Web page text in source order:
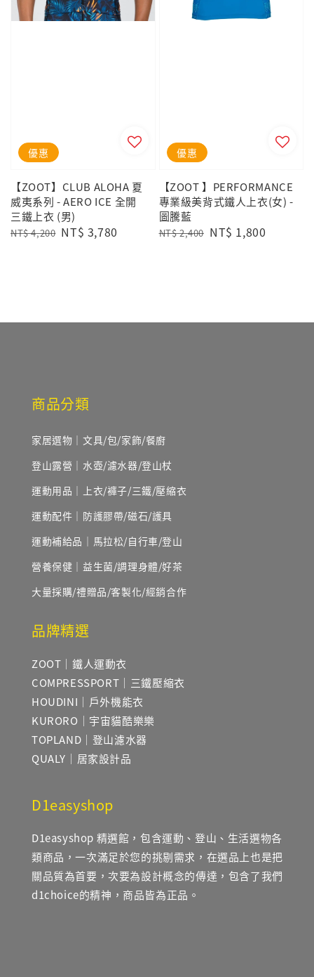
優惠
【ZOOT】CLUB ALOHA 夏
威夷系列 - AERO ICE 全開
三鐵上衣 (男)
Regular
NT$ 4,200 Sale
NT$ 3,780
優惠
【ZOOT 】PERFORMANCE
專業級美背式鐵人上衣(女) -
圖騰藍
Regular
NT$ 2,400 Sale
NT$ 1,800
商品分類
家居選物｜文具/包/家飾/餐廚
登山露營｜水壺/濾水器/登山杖
運動用品｜上衣/褲子/三鐵/壓縮衣
運動配件｜防護膠帶/磁石/護具
運動補給品｜馬拉松/自行車/登山
營養保健｜益生菌/調理身體/好茶
大量採購/禮贈品/客製化/經銷合作
品牌精選
ZOOT｜鐵人運動衣
COMPRESSPORT｜三鐵壓縮衣
HOUDINI｜戶外機能衣
KURORO｜宇宙貓酷樂樂
TOPLAND｜登山濾水器
QUALY｜居家設計品
D1easyshop
D1easyshop 精選館，包含運動、登山、生活選物各
類商品，一次滿足於您的挑剔需求，在選品上也是把
關品質為首要，次要為設計概念的傳達，包含了我們
d1choice的精神，商品皆為正品。